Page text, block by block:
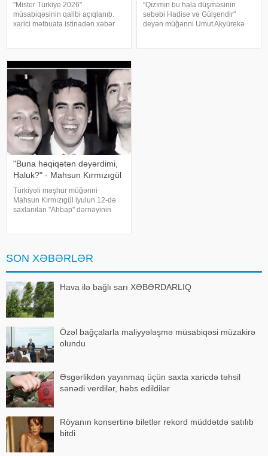
"Mister Türkiye 2026"
müsabiqəsinin qalibi açıqlanıb.
xarici mətbuata istinadən xəbər
Navdar birinci olaraq "Miste
"Qızımın bu hala düşməsinin
səbəbi Hadise və Gülşendir"
deyən müğənni Umut Akyürekə
"Buna həqiqətən dəyərdimi,
Haluk?" - Mahsun Kırmızıgül
Türkiyəli məşhur müğənni
Mahsun Kırmızıgül iyulun 12-də
saxlanılan "Ahbap" dərnəyinin
SON XƏBƏRLƏR
Hava ilə bağlı sarı XƏBƏRDARLIQ
Özəl bağçalarla maliyyələşmə müsabiqəsi müzakirə
olundu
Əsgərlikdən yayınmaq üçün saxta xaricdə təhsil
sənədi verdilər, həbs edildilər
Röyanın konsertinə biletlər rekord müddətdə satılıb
bitdi